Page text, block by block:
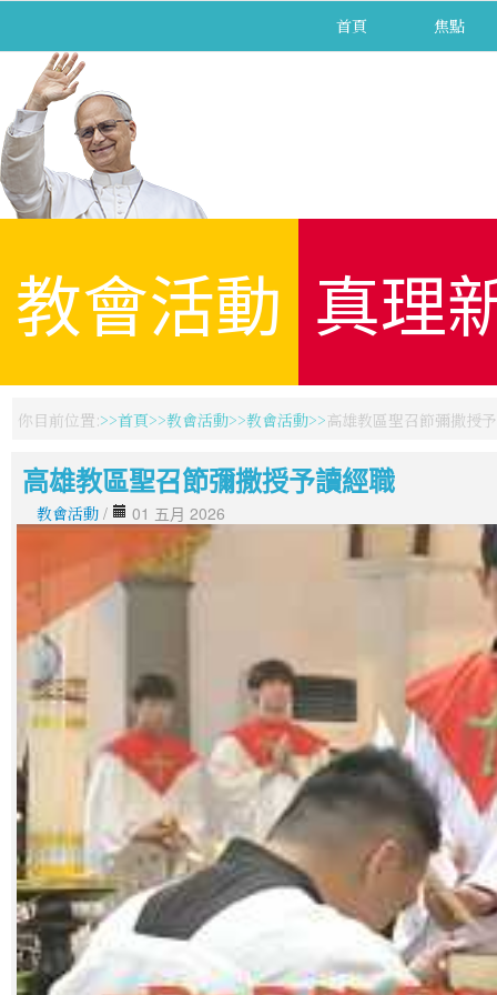
首頁 焦點
教會活動 真理
你目前位置: 首頁 教會活動 教會活動 高雄教區聖召節彌撒授
高雄教區聖召節彌撒授予讀經職
教會活動 / 01 五月 2026